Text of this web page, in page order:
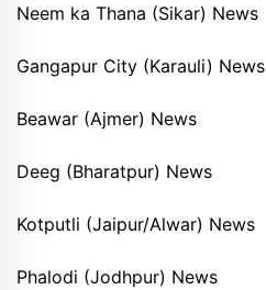
Neem ka Thana (Sikar) News
Gangapur City (Karauli) News
Beawar (Ajmer) News
Deeg (Bharatpur) News
Kotputli (Jaipur/Alwar) News
Phalodi (Jodhpur) News